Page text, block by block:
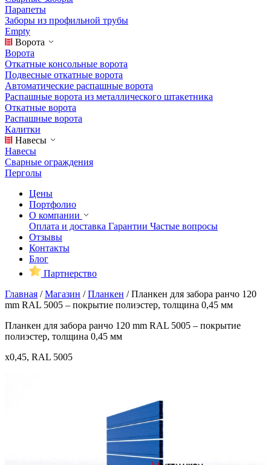
Парапеты
Заборы из профильной трубы
Empty
Ворота
Ворота
Откатные консольные ворота
Подвесные откатные ворота
Автоматические распашные ворота
Распашные ворота из металлического штакетника
Откатные ворота
Распашные ворота
Калитки
Навесы
Навесы
Сварные ограждения
Перголы
Цены
Портфолио
О компании
Оплата и доставка Гарантии Частые вопросы
Отзывы
Контакты
Блог
Партнерство
Главная /Магазин /Планкен /Планкен для забора ранчо 120
mm RAL 5005 – покрытие полиэстер, толщина 0,45 мм
Планкен для забора ранчо 120 mm RAL 5005 – покрытие
полиэстер, толщина 0,45 мм
x0,45, RAL 5005